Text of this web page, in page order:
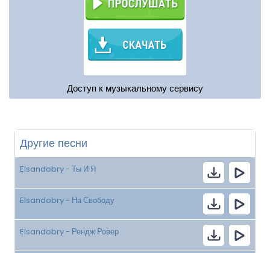
Доступ к музыкальному сервису
Другие песни
Elsandobry - Ты И Я
Elsandobry - На Свободу
Elsandobry - Рендж Ровер